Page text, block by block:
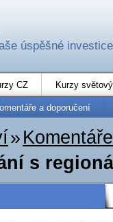
úspěšné investice
CZ Kurzy
a doporučení
»
s